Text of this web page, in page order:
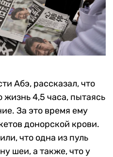
Абэ, рассказал, что
жизнь 4,5 часа, пытаясь
За это время ему
донорской крови.
что одна из пуль
шеи, а также, что у